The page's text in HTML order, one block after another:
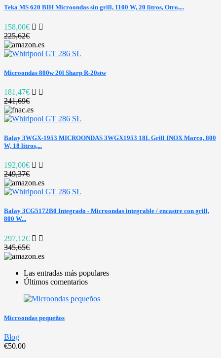
Teka MS 620 BIH Microondas sin grill, 1100 W, 20 litros, Otro,...
158,00€
225,62€
Microondas 800w 20l Sharp R-20stw
181,47€
241,69€
Balay 3WGX-1953 MICROONDAS 3WGX1953 18L Grill INOX Marco, 800
W, 18 litros,...
192,00€
249,37€
Balay 3CG5172B0 Integrado - Microondas integrable / encastre con grill,
800 W...
297,12€
345,65€
Las entradas más populares
Últimos comentarios
Microondas pequeños
Blog
€50.00